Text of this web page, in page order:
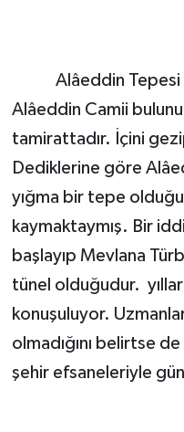
Alâeddin Tepesi
Alâeddin Camii
tamirattadır. İçini
Dediklerine göre
yığma bir tepe
kaymaktaymış. Bir
başlayıp Mevlana
tünel olduğudur.
konuşuluyor.
olmadığını belirtse
şehir efsaneleriyle